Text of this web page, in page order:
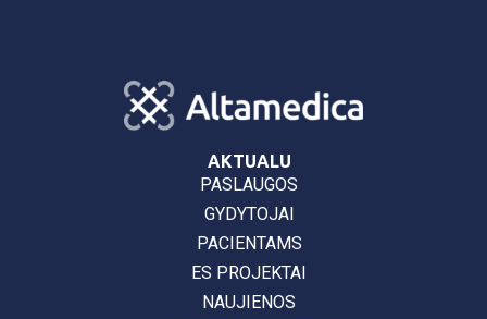
AKTUALU
PASLAUGOS
GYDYTOJAI
PACIENTAMS
ES PROJEKTAI
NAUJIENOS